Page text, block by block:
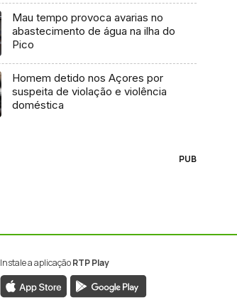
Mau tempo provoca avarias no
abastecimento de água na ilha do
Pico
Homem detido nos Açores por
suspeita de violação e violência
doméstica
PUB
Instale a aplicaçãoRTP Play